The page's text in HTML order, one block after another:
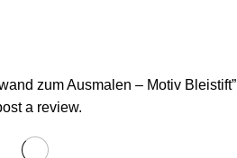
zum Ausmalen – Motiv Bleistift”
a review.